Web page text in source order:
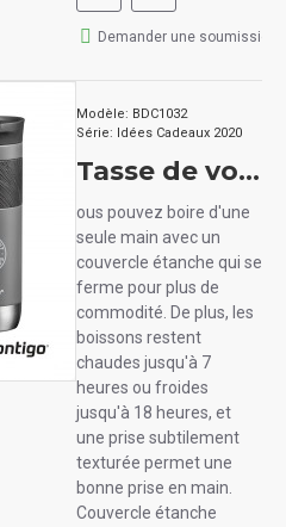
Demander une soumission
Modèle: BDC1032
Série: Idées Cadeaux 2020
Tasse de voyage Contigo BYRON 2.0 20 oz
ous pouvez boire d'une
seule main avec un
couvercle étanche qui se
ferme pour plus de
commodité. De plus, les
boissons restent
chaudes jusqu'à 7
heures ou froides
jusqu'à 18 heures, et
une prise subtilement
texturée permet une
bonne prise en main.
Couvercle étanche